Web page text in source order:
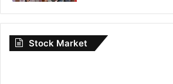
Stock Market